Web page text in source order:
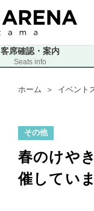
客席確認・案内
Seats info
ホーム ＞ イベント
その他
春のけや
催してい